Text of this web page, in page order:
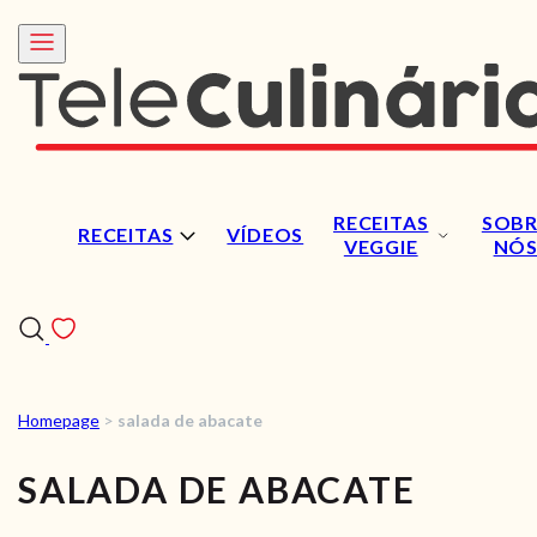
RECEITAS VÍDEOS
RECEITAS
VEGGIE
NÓS
RECEITAS
VÍDEOS
Homepage > salada de abacate
SALADA DE ABACATE